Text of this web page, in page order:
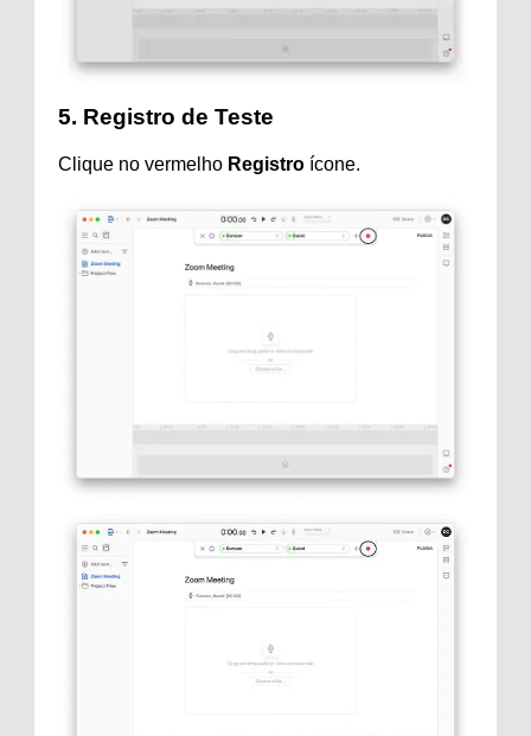
5. Registro de Teste
Clique no vermelho Registro ícone.